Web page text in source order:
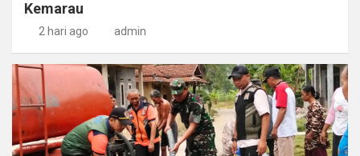
Kemarau
2 hari ago admin